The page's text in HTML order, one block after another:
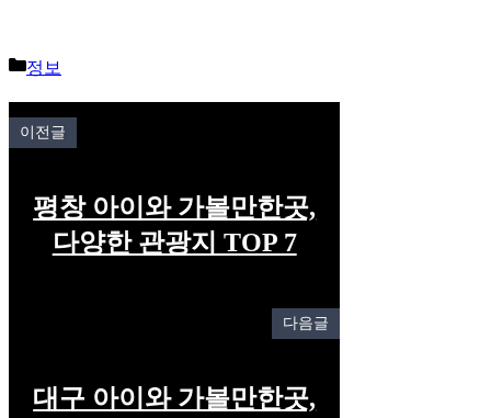
Categories
정보
이전글
평창 아이와 가볼만한곳,
다양한 관광지 TOP 7
다음글
대구 아이와 가볼만한곳,